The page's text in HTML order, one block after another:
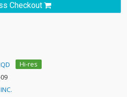
Checkout
Hi-res